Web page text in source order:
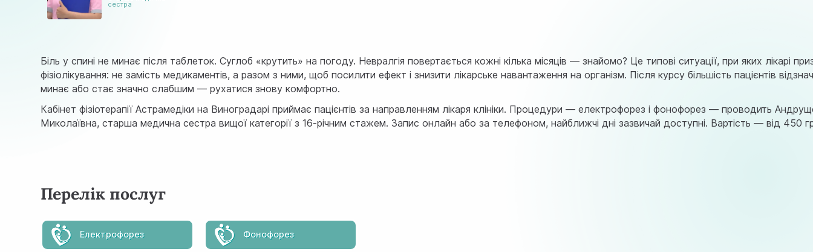
сестра
Біль у спині не минає після таблеток. Суглоб «крутить» на погоду. Невралгія повертається кожні кілька місяців — знайомо? Це типові ситуації, при яких лікарі
фізіолікування: не замість медикаментів, а разом з ними, щоб посилити ефект і знизити лікарське навантаження на організм. Після курсу більшість пацієнтів
минає або стає значно слабшим — рухатися знову комфортно.
Кабінет фізіотерапії Астрамедіки на Виноградарі приймає пацієнтів за направленням лікаря клініки. Процедури — електрофорез і фонофорез — проводить
Миколаївна, старша медична сестра вищої категорії з 16-річним стажем. Запис онлайн або за телефоном, найближчі дні зазвичай доступні. Вартість — від 450
Перелік послуг
Електрофорез Фонофорез